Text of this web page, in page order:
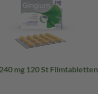
mg 120 St Filmtabletten